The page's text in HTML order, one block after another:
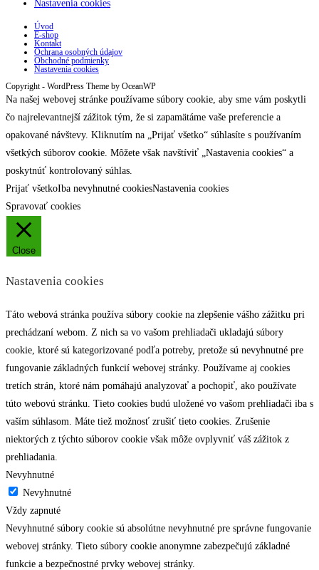
Nastavenia cookies
Úvod
E-shop
Kontakt
Ochrana osobných údajov
Obchodné podmienky
Nastavenia cookies
Copyright - WordPress Theme by OceanWP
Na našej webovej stránke používame súbory cookie, aby sme vám poskytli
čo najrelevantnejší zážitok tým, že si zapamätáme vaše preferencie a
opakované návštevy. Kliknutím na „Prijať všetko“ súhlasíte s používaním
všetkých súborov cookie. Môžete však navštíviť „Nastavenia cookies“ a
poskytnúť kontrolovaný súhlas.
Prijať všetkoIba nevyhnutné cookiesNastavenia cookies
Spravovať cookies
Close
Nastavenia cookies
Táto webová stránka používa súbory cookie na zlepšenie vášho zážitku pri
prechádzaní webom. Z nich sa vo vašom prehliadači ukladajú súbory
cookie, ktoré sú kategorizované podľa potreby, pretože sú nevyhnutné pre
fungovanie základných funkcií webovej stránky. Používame aj cookies
tretích strán, ktoré nám pomáhajú analyzovať a pochopiť, ako používate
túto webovú stránku. Tieto cookies budú uložené vo vašom prehliadači iba s
vaším súhlasom. Máte tiež možnosť zrušiť tieto cookies. Zrušenie
niektorých z týchto súborov cookie však môže ovplyvniť váš zážitok z
prehliadania.
Nevyhnutné
Nevyhnutné
Vždy zapnuté
Nevyhnutné súbory cookie sú absolútne nevyhnutné pre správne fungovanie
webovej stránky. Tieto súbory cookie anonymne zabezpečujú základné
funkcie a bezpečnostné prvky webovej stránky.